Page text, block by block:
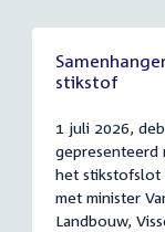
stikstof
1 juli 2026,
gepresenteerd
het stikstofslot
met minister
Landbouw,